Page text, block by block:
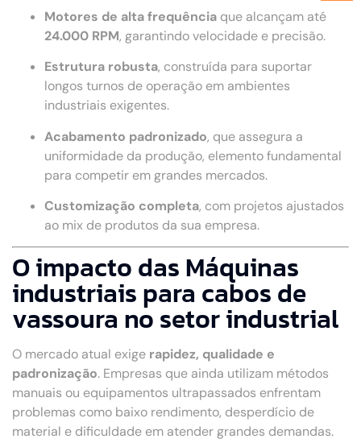
Motores de alta frequência que alcançam até
24.000 RPM, garantindo velocidade e precisão.
Estrutura robusta, construída para suportar
longos turnos de operação em ambientes
industriais exigentes.
Acabamento padronizado, que assegura a
uniformidade da produção, elemento fundamental
para competir em grandes mercados.
Customização completa, com projetos ajustados
ao mix de produtos da sua empresa.
O impacto das Máquinas
industriais para cabos de
vassoura no setor industrial
O mercado atual exige rapidez, qualidade e
padronização. Empresas que ainda utilizam métodos
manuais ou equipamentos ultrapassados enfrentam
problemas como baixo rendimento, desperdício de
material e dificuldade em atender grandes demandas.